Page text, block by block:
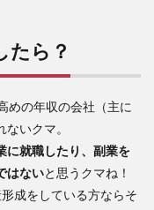
たら？
めの年収の会社（主に
いクマ。
に就職したり、副業を
はないと思うクマね！
成をしている方ならそ